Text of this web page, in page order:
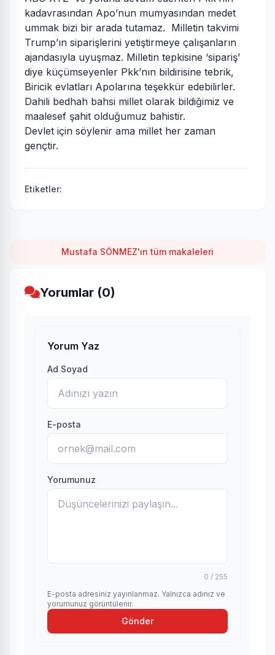
kadavrasından Apo’nun mumyasından medet
ummak bizi bir arada tutamaz. Milletin takvimi
Trump’ın siparişlerini yetiştirmeye çalışanların
ajandasıyla uyuşmaz. Milletin tepkisine ‘sipariş’
diye küçümseyenler Pkk’nın bildirisine tebrik,
Biricik evlatları Apolarına teşekkür edebilirler.
Dahili bedhah bahsi millet olarak bildiğimiz ve
maalesef şahit olduğumuz bahistir.
Devlet için söylenir ama millet her zaman
gençtir.
Etiketler:
Mustafa SÖNMEZ'ın tüm makaleleri
Yorumlar (0)
Yorum Yaz
Ad Soyad
E-posta
Yorumunuz
0 / 255
E-posta adresiniz yayınlanmaz. Yalnızca adınız ve
yorumunuz görüntülenir.
Gönder